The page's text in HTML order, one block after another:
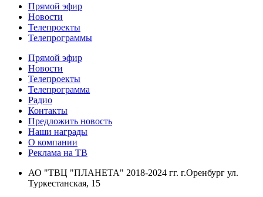
Прямой эфир
Новости
Телепроекты
Телепрограммы
Прямой эфир
Новости
Телепроекты
Телепрограмма
Радио
Контакты
Предложить новость
Наши награды
О компании
Реклама на ТВ
АО "ТВЦ "ПЛАНЕТА" 2018-2024 гг. г.Оренбург ул.
Туркестанская, 15